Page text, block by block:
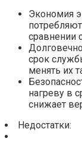
Экономия
сравнении
срок
менять их
нагреву в
снижает
Недостатки: